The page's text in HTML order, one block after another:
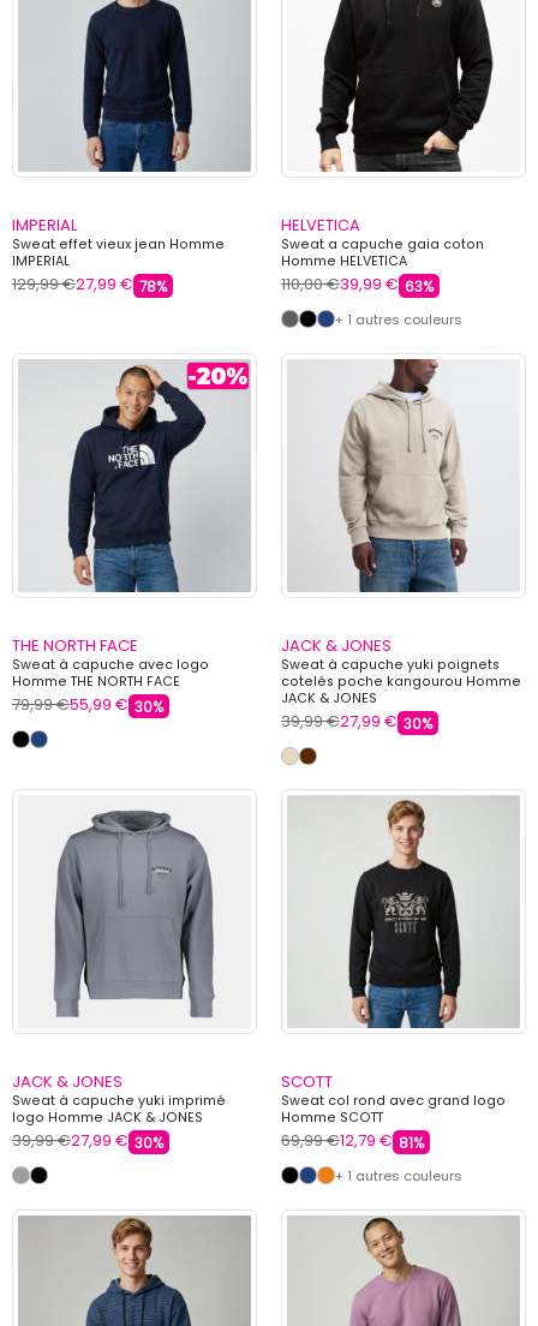
IMPERIAL
Sweat effet vieux jean Homme
IMPERIAL
129,99 €27,99 € 78%
HELVETICA
Sweat a capuche gaia coton
Homme HELVETICA
110,00 €39,99 € 63%
+ 1 autres couleurs
THE NORTH FACE
Sweat à capuche avec logo
Homme THE NORTH FACE
79,99 €55,99 € 30%
JACK & JONES
Sweat à capuche yuki poignets
cotelés poche kangourou Homme
JACK & JONES
39,99 €27,99 € 30%
JACK & JONES
Sweat à capuche yuki imprimé
logo Homme JACK & JONES
39,99 €27,99 € 30%
SCOTT
Sweat col rond avec grand logo
Homme SCOTT
69,99 €12,79 € 81%
+ 1 autres couleurs